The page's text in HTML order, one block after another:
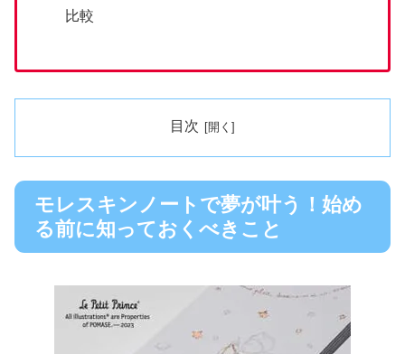
比較
目次
モレスキンノートで夢が叶う！始め
る前に知っておくべきこと